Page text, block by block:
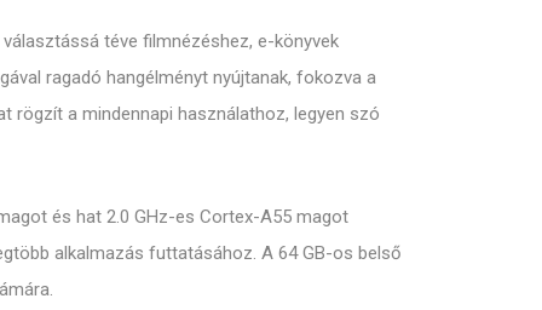
téve filmnézéshez, e-könyvek
ragadó hangélményt nyújtanak, fokozva a
rögzít a mindennapi használathoz, legyen szó
és hat 2.0 GHz-es Cortex-A55 magot
alkalmazás futtatásához. A 64 GB-os belső